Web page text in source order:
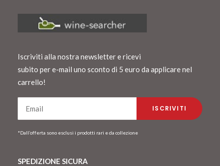
Iscriviti alla nostra newsletter e ricevi
subito per e-mail uno sconto di 5 euro da applicare nel
carrello!
*Dall’offerta sono esclusi i prodotti rari e da collezione
SPEDIZIONE SICURA